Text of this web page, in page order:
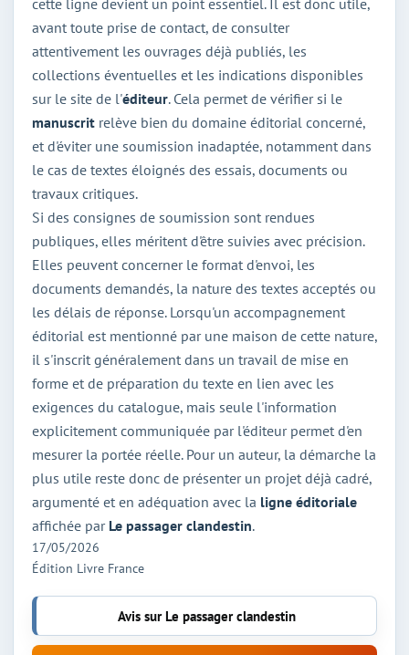
cette ligne devient un point essentiel. Il est donc utile,
avant toute prise de contact, de consulter
attentivement les ouvrages déjà publiés, les
collections éventuelles et les indications disponibles
sur le site de l'éditeur. Cela permet de vérifier si le
manuscrit relève bien du domaine éditorial concerné,
et d'éviter une soumission inadaptée, notamment dans
le cas de textes éloignés des essais, documents ou
travaux critiques.
Si des consignes de soumission sont rendues
publiques, elles méritent d'être suivies avec précision.
Elles peuvent concerner le format d'envoi, les
documents demandés, la nature des textes acceptés ou
les délais de réponse. Lorsqu'un accompagnement
éditorial est mentionné par une maison de cette nature,
il s'inscrit généralement dans un travail de mise en
forme et de préparation du texte en lien avec les
exigences du catalogue, mais seule l'information
explicitement communiquée par l'éditeur permet d'en
mesurer la portée réelle. Pour un auteur, la démarche la
plus utile reste donc de présenter un projet déjà cadré,
argumenté et en adéquation avec la ligne éditoriale
affichée par Le passager clandestin.
17/05/2026
Édition Livre France
Avis sur Le passager clandestin